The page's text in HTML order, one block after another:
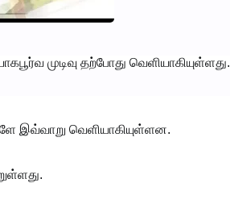
முடிவு தற்போது வெளியாகியுள்ளது.
இவ்வாறு வெளியாகியுள்ளன.